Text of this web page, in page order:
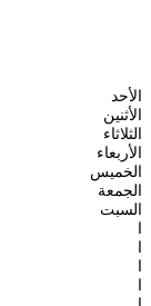
الأحد
الأثنين
الثلاثاء
الأربعاء
الخميس
الجمعة
السبت
ا
ا
ا
ا